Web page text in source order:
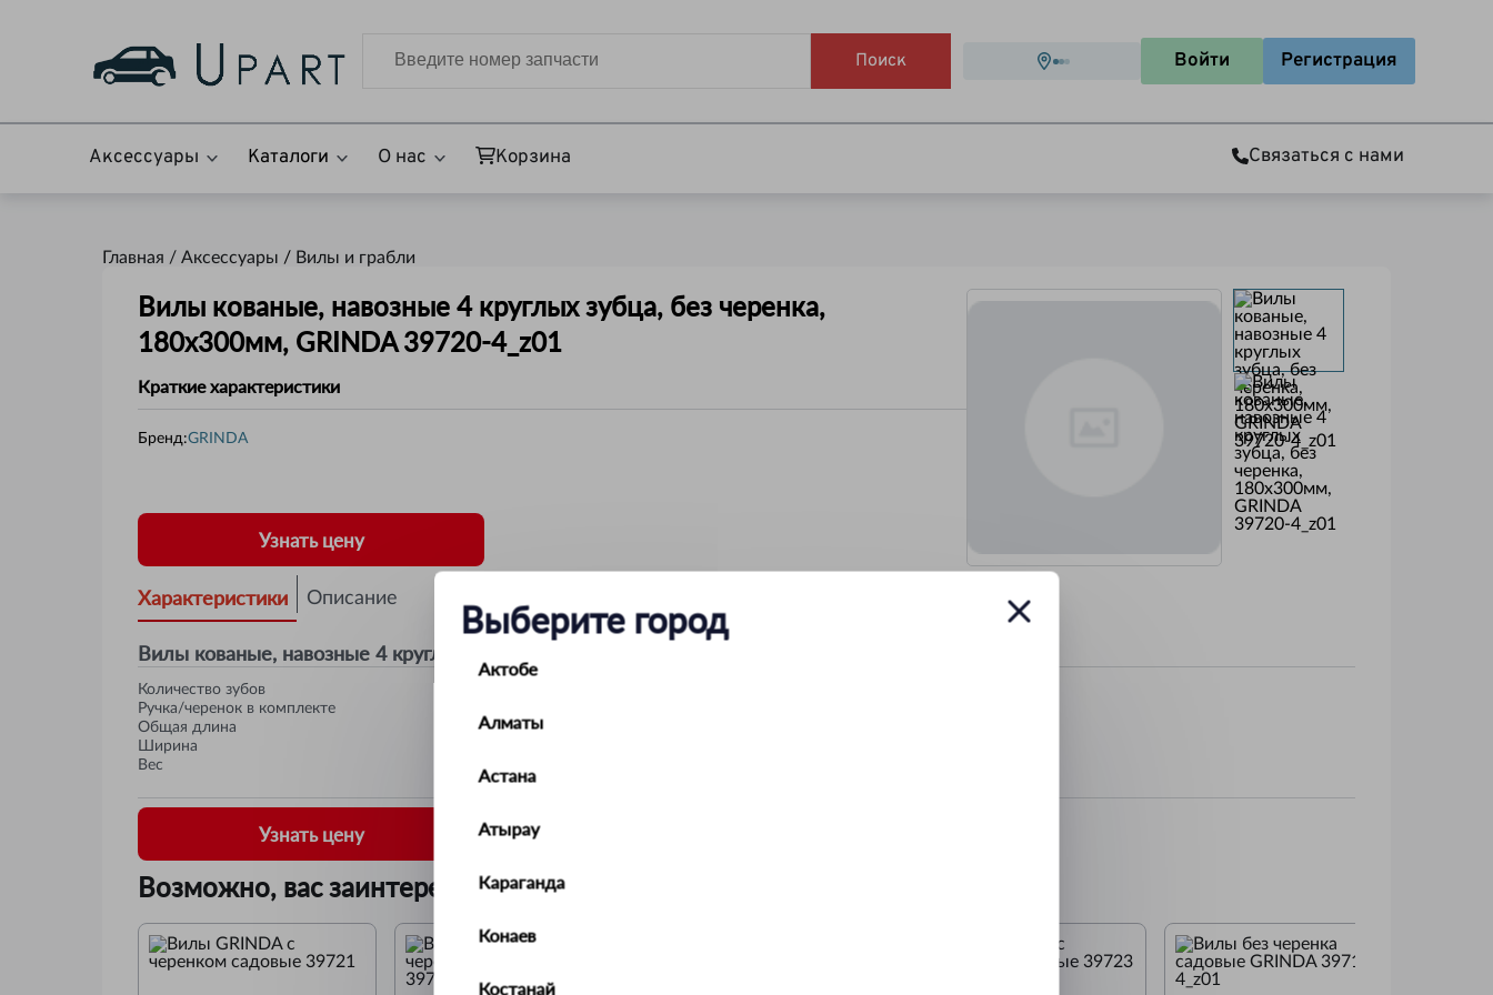
Поиск
Выберите город
Актобе
Алматы
Астана
Атырау
Караганда
Конаев
Костанай
Войти Регистрация
Аксессуары Каталоги О нас Корзина Связаться с нами
Главная / Аксессуары / Вилы и грабли
Вилы кованые, навозные 4 круглых зубца, без черенка,
180х300мм, GRINDA 39720-4_z01
Краткие характеристики
Бренд:GRINDA
Узнать цену
Характеристики Описание
Вилы кованые, навозные 4 круглых зубца, без черенка, 180х300мм, GRINDA 39720-4_z01
Количество зубов
Ручка/черенок в комплекте
Общая длина
Ширина
Вес
Узнать цену
Возможно, вас заинтересует